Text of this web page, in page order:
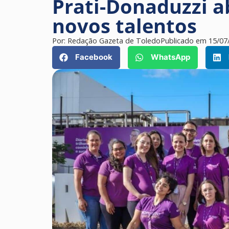
Prati-Donaduzzi
novos talentos
Por: Redação Gazeta de ToledoPublicado em 15/
Facebook
WhatsApp